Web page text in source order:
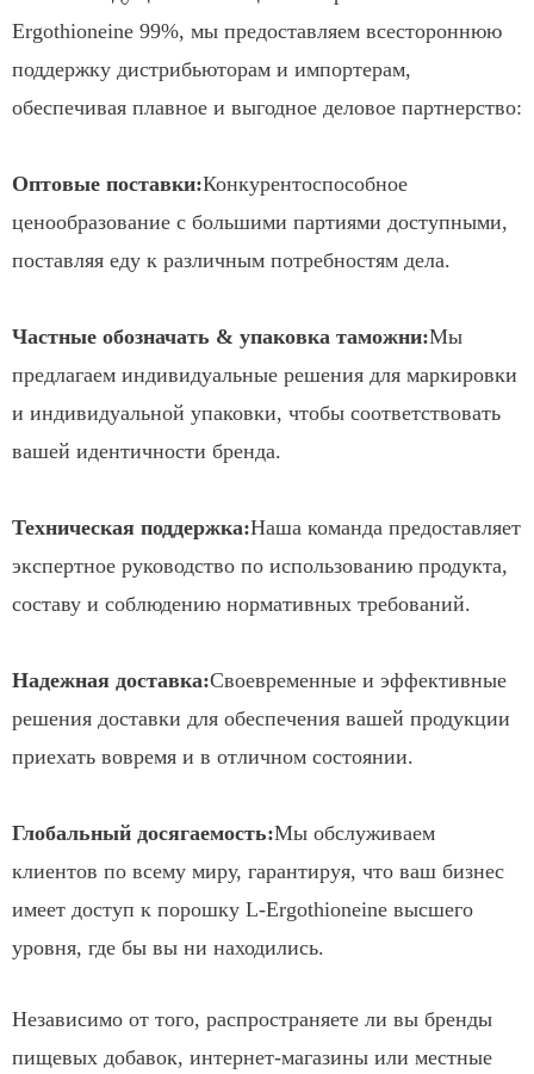
Ergothioneine 99%, мы предоставляем всестороннюю
поддержку дистрибьюторам и импортерам,
обеспечивая плавное и выгодное деловое партнерство:
Оптовые поставки:Конкурентоспособное
ценообразование с большими партиями доступными,
поставляя еду к различным потребностям дела.
Частные обозначать & упаковка таможни:Мы
предлагаем индивидуальные решения для маркировки
и индивидуальной упаковки, чтобы соответствовать
вашей идентичности бренда.
Техническая поддержка:Наша команда предоставляет
экспертное руководство по использованию продукта,
составу и соблюдению нормативных требований.
Надежная доставка:Своевременные и эффективные
решения доставки для обеспечения вашей продукции
приехать вовремя и в отличном состоянии.
Глобальный досягаемость:Мы обслуживаем
клиентов по всему миру, гарантируя, что ваш бизнес
имеет доступ к порошку L-Ergothioneine высшего
уровня, где бы вы ни находились.
Независимо от того, распространяете ли вы бренды
пищевых добавок, интернет-магазины или местные